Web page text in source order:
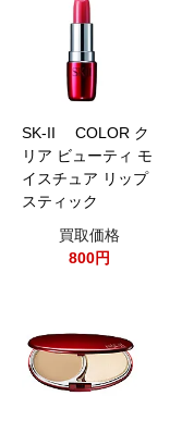
SK-II COLOR ク
リア ビューティ モ
イスチュア リップ
スティック
買取価格
800円